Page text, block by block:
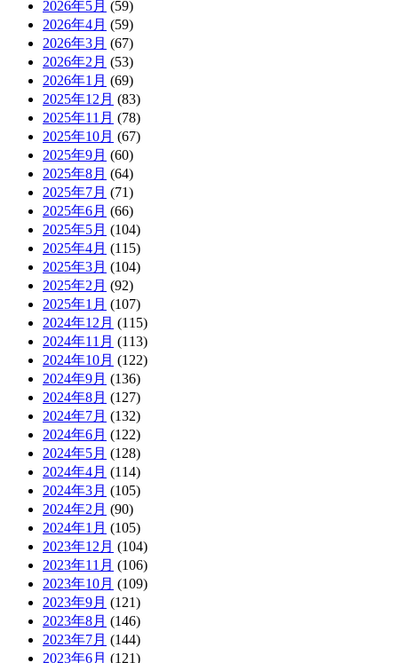
2026年5月 (59)
2026年4月 (59)
2026年3月 (67)
2026年2月 (53)
2026年1月 (69)
2025年12月 (83)
2025年11月 (78)
2025年10月 (67)
2025年9月 (60)
2025年8月 (64)
2025年7月 (71)
2025年6月 (66)
2025年5月 (104)
2025年4月 (115)
2025年3月 (104)
2025年2月 (92)
2025年1月 (107)
2024年12月 (115)
2024年11月 (113)
2024年10月 (122)
2024年9月 (136)
2024年8月 (127)
2024年7月 (132)
2024年6月 (122)
2024年5月 (128)
2024年4月 (114)
2024年3月 (105)
2024年2月 (90)
2024年1月 (105)
2023年12月 (104)
2023年11月 (106)
2023年10月 (109)
2023年9月 (121)
2023年8月 (146)
2023年7月 (144)
2023年6月 (121)